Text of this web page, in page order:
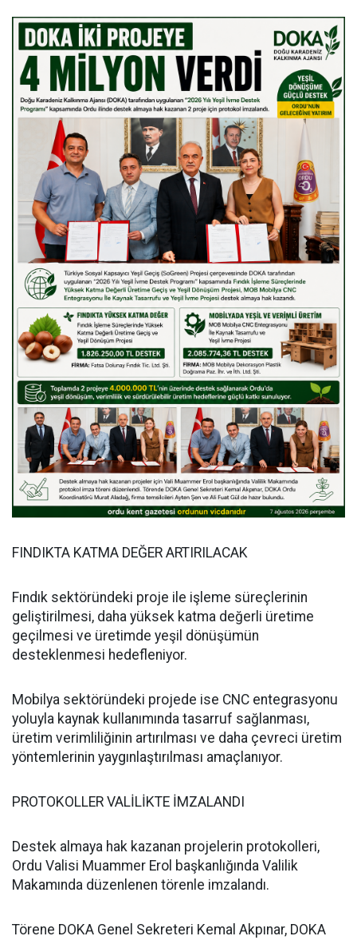
FINDIKTA KATMA DEĞER ARTIRILACAK
Fındık sektöründeki proje ile işleme süreçlerinin
geliştirilmesi, daha yüksek katma değerli üretime
geçilmesi ve üretimde yeşil dönüşümün
desteklenmesi hedefleniyor.
Mobilya sektöründeki projede ise CNC entegrasyonu
yoluyla kaynak kullanımında tasarruf sağlanması,
üretim verimliliğinin artırılması ve daha çevreci üretim
yöntemlerinin yaygınlaştırılması amaçlanıyor.
PROTOKOLLER VALİLİKTE İMZALANDI
Destek almaya hak kazanan projelerin protokolleri,
Ordu Valisi Muammer Erol başkanlığında Valilik
Makamında düzenlenen törenle imzalandı.
Törene DOKA Genel Sekreteri Kemal Akpınar, DOKA